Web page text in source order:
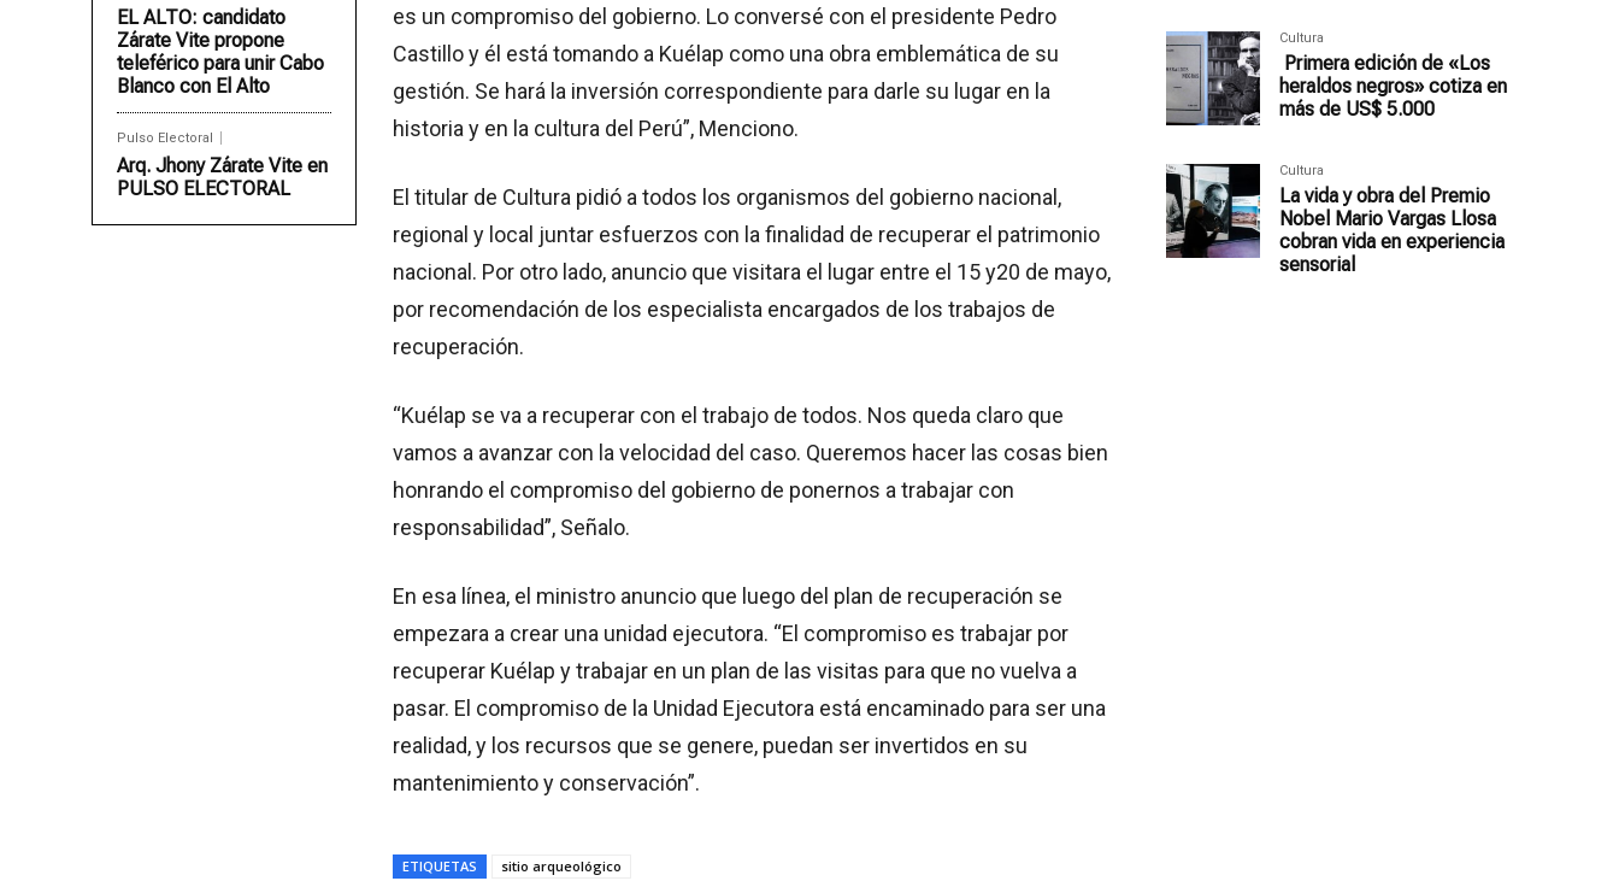
EL ALTO: candidato
Zárate Vite propone
teleférico para unir Cabo
Blanco con El Alto
Pulso Electoral
Arq. Jhony Zárate Vite en
PULSO ELECTORAL
es un compromiso del gobierno. Lo conversé con el presidente Pedro
Castillo y él está tomando a Kuélap como una obra emblemática de su
gestión. Se hará la inversión correspondiente para darle su lugar en la
historia y en la cultura del Perú”, Menciono.
El titular de Cultura pidió a todos los organismos del gobierno nacional,
regional y local juntar esfuerzos con la finalidad de recuperar el patrimonio
nacional. Por otro lado, anuncio que visitara el lugar entre el 15 y20 de mayo,
por recomendación de los especialista encargados de los trabajos de
recuperación.
“Kuélap se va a recuperar con el trabajo de todos. Nos queda claro que
vamos a avanzar con la velocidad del caso. Queremos hacer las cosas bien
honrando el compromiso del gobierno de ponernos a trabajar con
responsabilidad”, Señalo.
En esa línea, el ministro anuncio que luego del plan de recuperación se
empezara a crear una unidad ejecutora. “El compromiso es trabajar por
recuperar Kuélap y trabajar en un plan de las visitas para que no vuelva a
pasar. El compromiso de la Unidad Ejecutora está encaminado para ser una
realidad, y los recursos que se genere, puedan ser invertidos en su
mantenimiento y conservación”.
ETIQUETAS sitio arqueológico
Cultura
Primera edición de «Los
heraldos negros» cotiza en
más de US$ 5.000
Cultura
La vida y obra del Premio
Nobel Mario Vargas Llosa
cobran vida en experiencia
sensorial